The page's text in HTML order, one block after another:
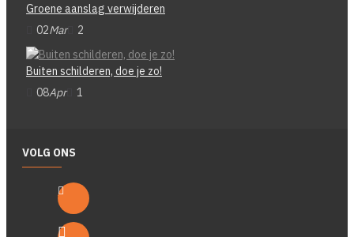
Groene aanslag verwijderen
02Mar 2
Buiten schilderen, doe je zo!
08Apr 1
VOLG ONS